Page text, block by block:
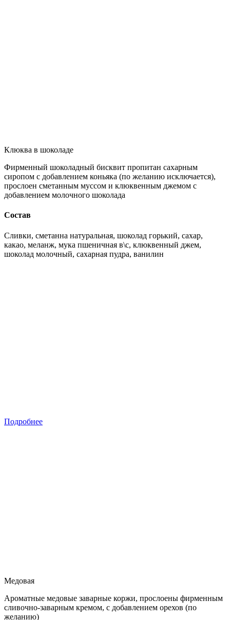
Клюква в шоколаде
Фирменный шоколадный бисквит пропитан сахарным
сиропом с добавлением коньяка (по желанию исключается),
прослоен сметанным муссом и клюквенным джемом с
добавлением молочного шоколада
Состав
Сливки, сметанна натуральная, шоколад горький, сахар,
какао, меланж, мука пшеничная в\с, клюквенный джем,
шоколад молочный, сахарная пудра, ванилин
Подробнее
Медовая
Ароматные медовые заварные коржи, прослоены фирменным
сливочно-заварным кремом, с добавлением орехов (по
желанию)